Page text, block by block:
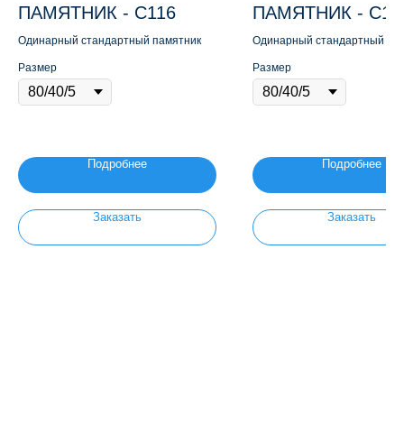
ПАМЯТНИК - С116
Одинарный стандартный памятник
Размер
Подробнее
Заказать
ПАМЯТНИК -
Одинарный стандартный
Размер
Подробнее
Заказать